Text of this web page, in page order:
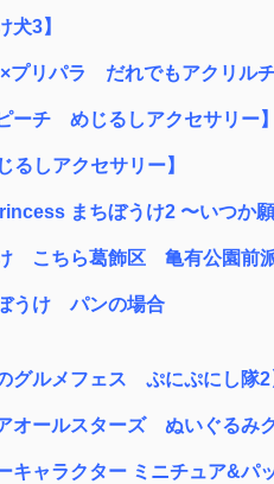
犬3】
プリパラ だれでもアクリルチ
ーチ めじるしアクセサリー】
るしアクセサリー】
まちぼうけ2 〜いつか
け こちら葛飾区 亀有公園前派
ぼうけ パンの場合
グルメフェス ぷにぷにし隊2
オールスターズ ぬいぐるみ
キャラクター ミニチュア&パ